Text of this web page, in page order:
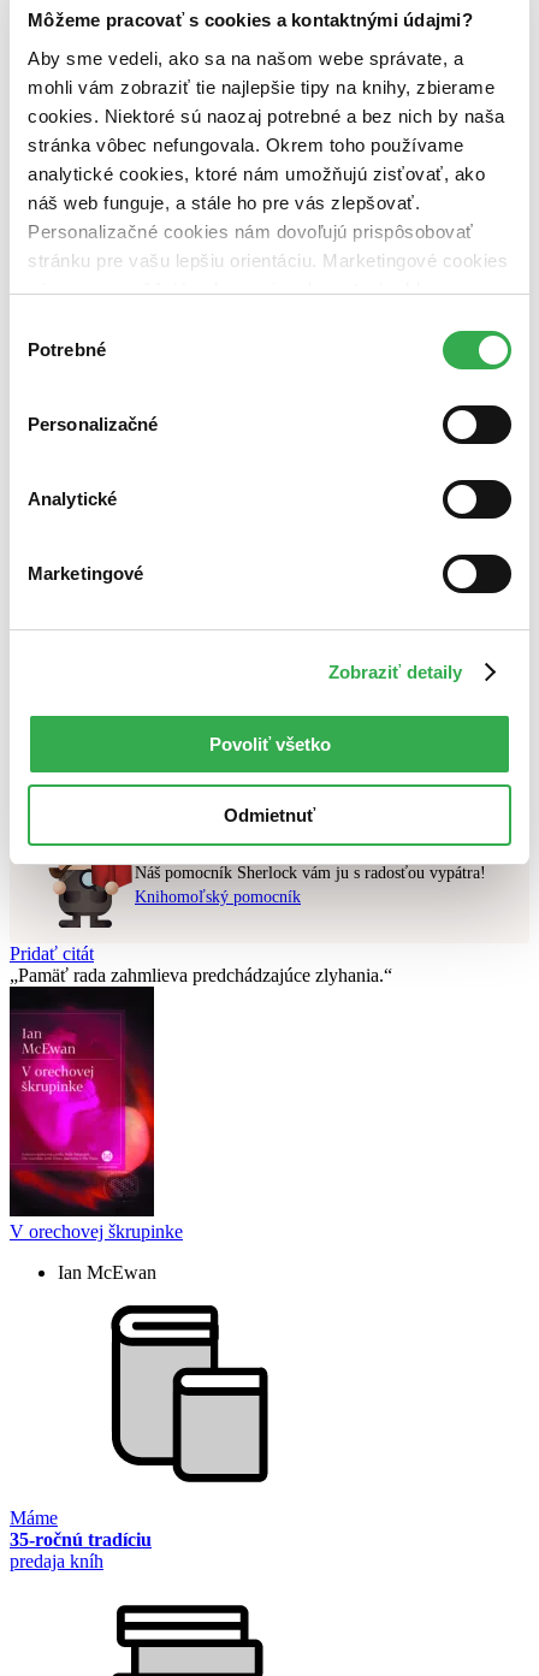
Môžeme pracovať s cookies a kontaktnými údajmi?
Aby sme vedeli, ako sa na našom webe správate, a
mohli vám zobraziť tie najlepšie tipy na knihy, zbierame
cookies. Niektoré sú naozaj potrebné a bez nich by naša
stránka vôbec nefungovala. Okrem toho používame
analytické cookies, ktoré nám umožňujú zisťovať, ako
náš web funguje, a stále ho pre vás zlepšovať.
Personalizačné cookies nám dovoľujú prispôsobovať
stránku pre vašu lepšiu orientáciu. Marketingové cookies
nám zas umožňujú zobrazenie relevantnej reklamy.
nám pomohlo, keby sme mohli používať všetky tieto
súhlasu
Potrebné
Personalizačné
Analytické
Marketingové
Zobraziť detaily
Povoliť všetko
Odmietnuť
predpredaj (0 titulov)predpredaj
dostupná (bez vypredaných) (0 titulov)dostupná (bez
vypredaných)
nová
čítaná (0 titulov)čítaná
čítaná - výborný stav (0 titulov)čítaná - výborný stav
čítaná - mierne opotrebovaná (0 titulov)čítaná - mierne
opotrebovaná
čítané verzie vypredaných kníh (0 titulov) čítané verzie
vypredaných kníh
Zúžiť výber
Bestsellery
Najdrahšie
V polskom jazykuv predpredaji
vyhovujúci zadaným podmienkam.
Chcete poradiť knihu?
Náš pomocník Sherlock vám ju s radosťou vypátra!
Knihomoľský pomocník
Pridať citát
Pamäť rada zahmlieva predchádzajúce zlyhania.
V orechovej škrupinke
Ian McEwan
Máme
35-ročnú tradíciu
predaja kníh